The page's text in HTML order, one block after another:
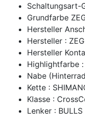
Schaltungsart-
Grundfarbe
Hersteller
Hersteller :
Hersteller
Highlightfarbe
Nabe
Kette :
Klasse :
Lenker :